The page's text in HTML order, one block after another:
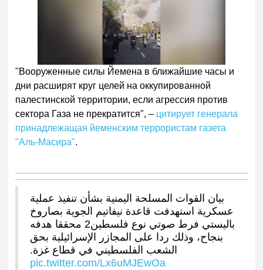
"Вооруженные силы Йемена в ближайшие часы и
дни расширят круг целей на оккупированной
палестинской территории, если агрессия против
сектора Газа не прекратится", – цитирует генерала
принадлежащая йеменским террористам газета
"Аль-Масира".
بيان القوات المسلحة اليمنية بشأن تنفيذ عملية
عسكرية استهدفت قاعدة نيفاتيم الجوية بصاروخ
باليستي فرط صوتي نوع فلسطين2 محققا هدفه
بنجاح، وذلك ردا على المجازر الإسرائيلية بحق
الشعب الفلسطيني في قطاع غزة.
pic.twitter.com/Lx6uMJEwOa